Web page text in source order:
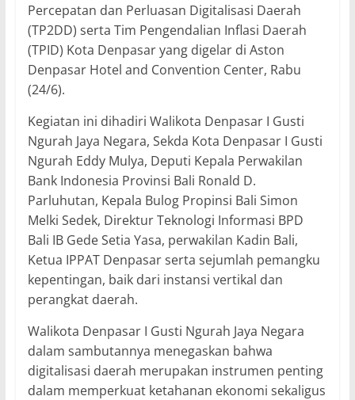
Percepatan dan Perluasan Digitalisasi Daerah
(TP2DD) serta Tim Pengendalian Inflasi Daerah
(TPID) Kota Denpasar yang digelar di Aston
Denpasar Hotel and Convention Center, Rabu
(24/6).
Kegiatan ini dihadiri Walikota Denpasar I Gusti
Ngurah Jaya Negara, Sekda Kota Denpasar I Gusti
Ngurah Eddy Mulya, Deputi Kepala Perwakilan
Bank Indonesia Provinsi Bali Ronald D.
Parluhutan, Kepala Bulog Propinsi Bali Simon
Melki Sedek, Direktur Teknologi Informasi BPD
Bali IB Gede Setia Yasa, perwakilan Kadin Bali,
Ketua IPPAT Denpasar serta sejumlah pemangku
kepentingan, baik dari instansi vertikal dan
perangkat daerah.
Walikota Denpasar I Gusti Ngurah Jaya Negara
dalam sambutannya menegaskan bahwa
digitalisasi daerah merupakan instrumen penting
dalam memperkuat ketahanan ekonomi sekaligus